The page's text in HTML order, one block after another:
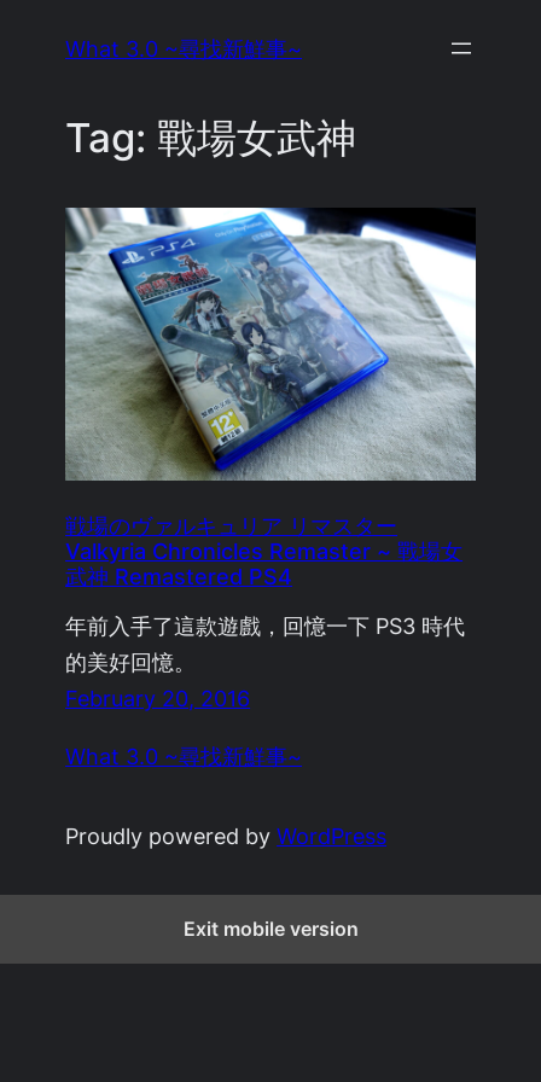
What 3.0 ~尋找新鮮事~
Tag: 戰場女武神
戦場のヴァルキュリア リマスター
Valkyria Chronicles Remaster ~ 戰場女
武神 Remastered PS4
年前入手了這款遊戲，回憶一下 PS3 時代
的美好回憶。
February 20, 2016
What 3.0 ~尋找新鮮事~
Proudly powered byWordPress
Exit mobile version